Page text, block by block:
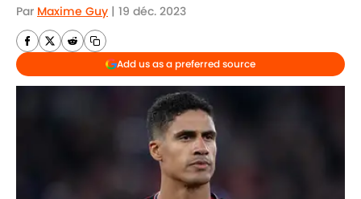
Par Maxime Guy | 19 déc. 2023
Add us as a preferred source